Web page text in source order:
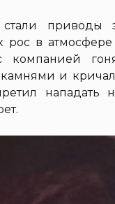
приводы
в атмосфере
компанией
и
нападать